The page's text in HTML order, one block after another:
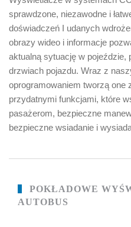
sprawdzone, niezawodne i
doświadczeń I udanych
obrazy wideo i informacje
aktualną sytuację w pojeździe,
drzwiach pojazdu. Wraz z
oprogramowaniem tworzą one
przydatnymi funkcjami, które
pasażerom, bezpieczne
bezpieczne wsiadanie i
POKŁADOWE
AUTOBUS